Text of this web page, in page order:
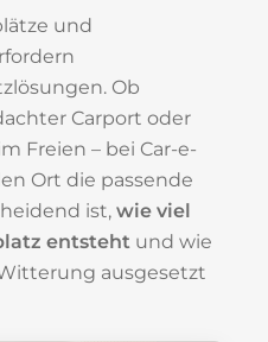
und
Ob
Carport oder
Freien – bei Car-e-
Ort die passende
ist, wie viel
entsteht und wie
ausgesetzt